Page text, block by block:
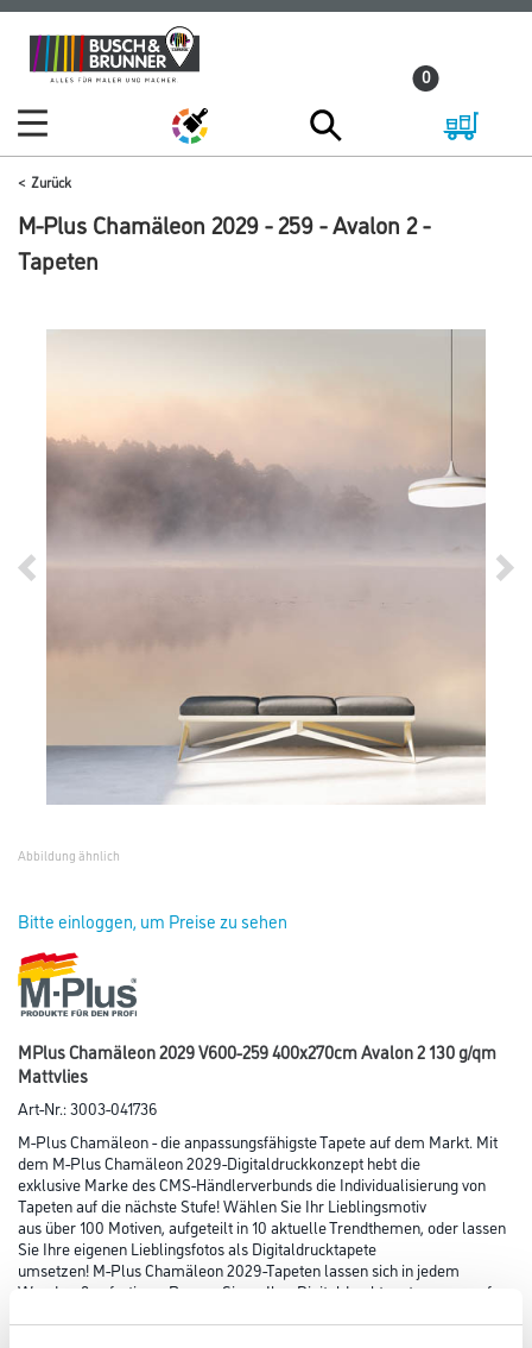
Zum
Inhalt
Zum
Navigationsmenü
0
Zurück
M-Plus Chamäleon 2029 - 259 - Avalon 2 -
Tapeten
Abbildung ähnlich
Bitte einloggen, um Preise zu sehen
MPlus Chamäleon 2029 V600-259 400x270cm Avalon 2 130 g/qm
Mattvlies
Art-Nr.:3003-041736
M-Plus Chamäleon - die anpassungsfähigste Tapete auf dem Markt. Mit
dem M-Plus Chamäleon 2029-Digitaldruckkonzept hebt die
exklusive Marke des CMS-Händlerverbunds die Individualisierung von
Tapeten auf die nächste Stufe! Wählen Sie Ihr Lieblingsmotiv
aus über 100 Motiven, aufgeteilt in 10 aktuelle Trendthemen, oder lassen
Sie Ihre eigenen Lieblingsfotos als Digitaldrucktapete
umsetzen! M-Plus Chamäleon 2029-Tapeten lassen sich in jedem
Wandmaß anfertigen. Passen Sie so Ihre Digitaldrucktapete genau auf